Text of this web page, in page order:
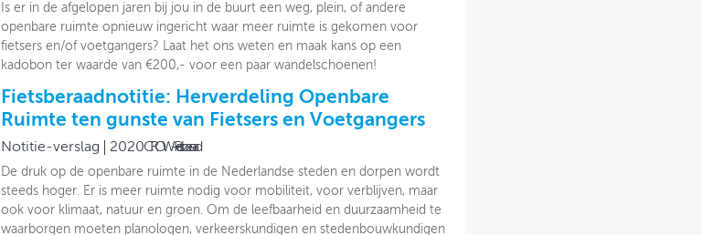
Is er in de afgelopen jaren bij jou in de buurt een weg, plein, of andere
openbare ruimte opnieuw ingericht waar meer ruimte is gekomen voor
fietsers en/of voetgangers? Laat het ons weten en maak kans op een
kadobon ter waarde van €200,- voor een paar wandelschoenen!
Fietsberaadnotitie: Herverdeling Openbare
Ruimte ten gunste van Fietsers en Voetgangers
Notitie-verslag 2020CROW-Fietsberaad
De druk op de openbare ruimte in de Nederlandse steden en dorpen wordt
steeds hoger. Er is meer ruimte nodig voor mobiliteit, voor verblijven, maar
ook voor klimaat, natuur en groen. Om de leefbaarheid en duurzaamheid te
waarborgen moeten planologen, verkeerskundigen en stedenbouwkundigen